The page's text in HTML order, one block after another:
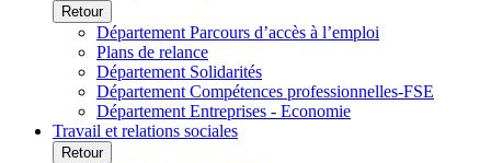
Retour
Département Parcours d’accès à l’emploi
Plans de relance
Département Solidarités
Département Compétences professionnelles-FSE
Département Entreprises - Economie
Travail et relations sociales
Retour